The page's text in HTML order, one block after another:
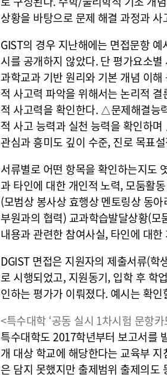
상황을 바탕으로 문제 해결 과정과
GIST의 경우 지난해에는 면접문항
시를 공개하지 않았다. 단 평가요소
과학교과 기반 원리와 기본 개념 이
적 사고력 파악을 위해서는 논리적
적 사고력을 확인한다. △문제해결능
적 사고 능력과 실천 능력을 확인하
관심과 흥미도 깊이 수준, 진로 목표
서류별로 어떤 항목을 확인하는지도
과 타인에 대한 개인적 노력, 모둠활
(모범상 봉사상 효행상 멘토링상 동
부원과의 협력) 교과학습발달상황(
내용과 관련한 참여사실, 타인에 대
DGIST 면접은 지원자의 제출서류(
로 시행되었고, 지원동기, 입학 후 학
인하는 평가가 이뤄졌다. 예시는 확인
<특수대학 ‘공동 실시 1차시험 문항
특수대학도 2017학년부터 보고서를
개 대상 학교에 해당한다는 교육부
은 담지 못했지만 출제범위 출제의도